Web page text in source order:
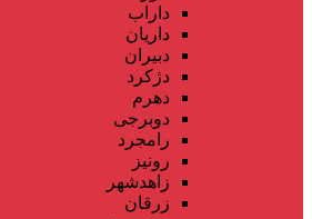
داراب
داریان
دبیران
دژکرد
دهرم
دوبرجی
رامجرد
رونیز
زاهدشهر
زرقان